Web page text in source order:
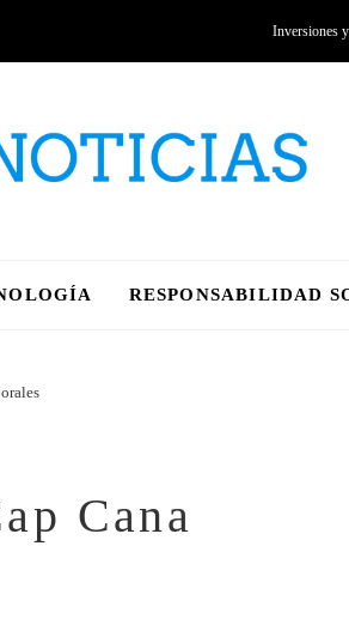
Inversiones
RESPONSABILIDAD
Cana